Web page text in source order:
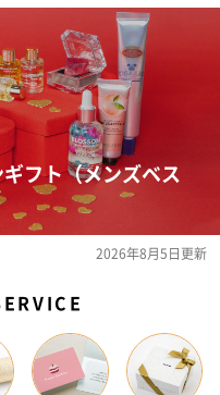
フト（メンズベス
2026年8月5日更新